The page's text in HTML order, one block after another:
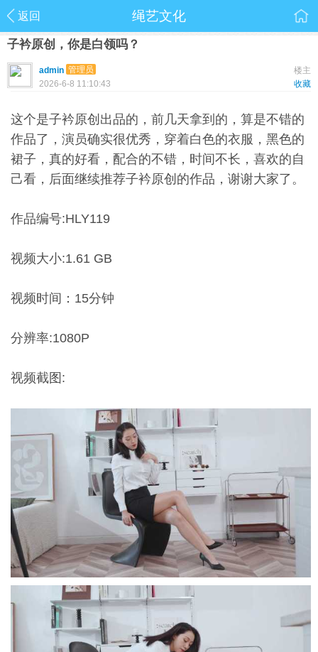
返回 绳艺文化
子衿原创，你是白领吗？
楼主
admin 管理员
收藏
2026-6-8 11:10:43
这个是子衿原创出品的，前几天拿到的，算是不错的
作品了，演员确实很优秀，穿着白色的衣服，黑色的
裙子，真的好看，配合的不错，时间不长，喜欢的自
己看，后面继续推荐子衿原创的作品，谢谢大家了。
作品编号:HLY119
视频大小:1.61 GB
视频时间：15分钟
分辨率:1080P
视频截图: